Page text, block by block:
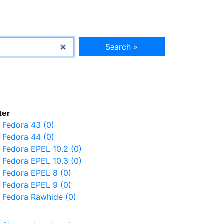
Search »
Fedora 43 (0)
Fedora 44 (0)
Fedora EPEL 10.2 (0)
Fedora EPEL 10.3 (0)
Fedora EPEL 8 (0)
Fedora EPEL 9 (0)
Fedora Rawhide (0)